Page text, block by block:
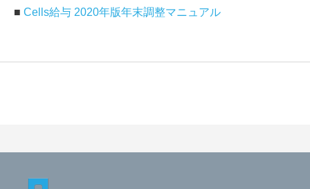
■ Cells給与 2020年版年末調整マニュアル